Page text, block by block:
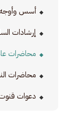
أسس وأوجه
إرشادات
محاضرات
محاضرات
دعوات